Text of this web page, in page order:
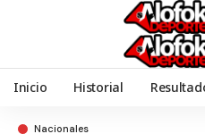
Inicio Historial
Nacionales